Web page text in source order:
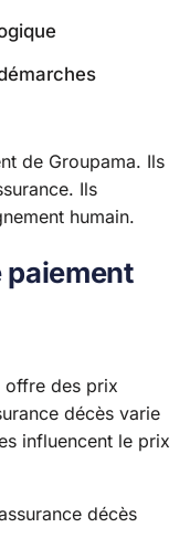
de Groupama. Ils
Ils
humain.
paiement
offre des prix
décès varie
influencent le prix
décès